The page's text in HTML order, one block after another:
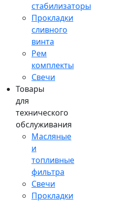
стабилизаторы
Прокладки
сливного
винта
Рем
комплекты
Свечи
Товары
для
технического
обслуживания
Масляные
и
топливные
фильтра
Свечи
Прокладки